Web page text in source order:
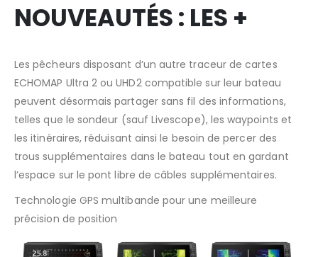
NOUVEAUTÉS : LES +
Les pêcheurs disposant d’un autre traceur de cartes
ECHOMAP Ultra 2 ou UHD2 compatible sur leur bateau
peuvent désormais partager sans fil des informations,
telles que le sondeur (sauf Livescope), les waypoints et
les itinéraires, réduisant ainsi le besoin de percer des
trous supplémentaires dans le bateau tout en gardant
l’espace sur le pont libre de câbles supplémentaires.
Technologie GPS multibande pour une meilleure
précision de position